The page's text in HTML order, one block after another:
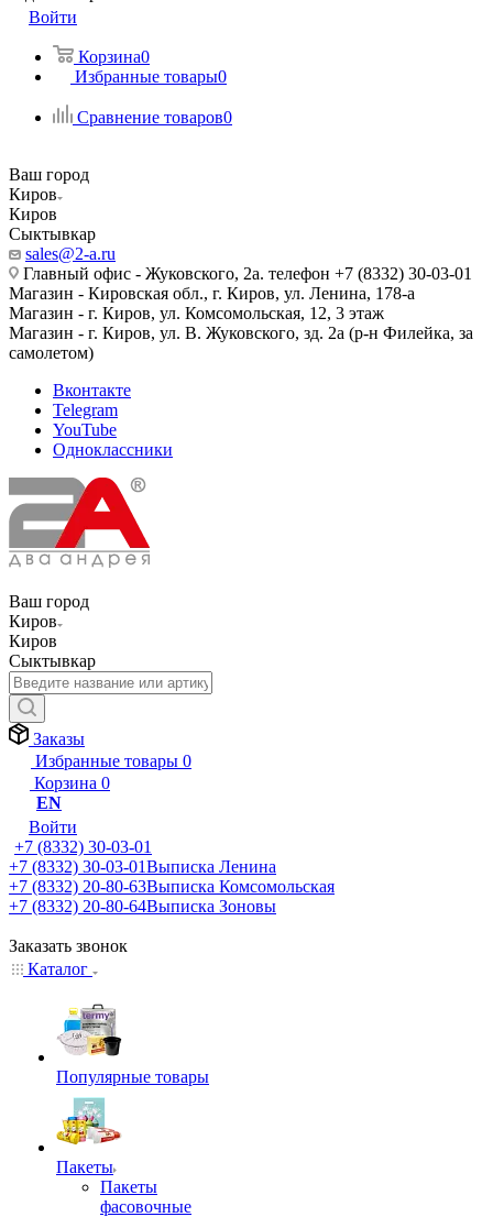
Войти
Корзина0
Избранные товары0
Сравнение товаров0
Ваш город
Киров
Киров
Сыктывкар
sales@2-a.ru
Главный офис - Жуковского, 2а. телефон +7 (8332) 30-03-01
Магазин - Кировская обл., г. Киров, ул. Ленина, 178-а
Магазин - г. Киров, ул. Комсомольская, 12, 3 этаж
Магазин - г. Киров, ул. В. Жуковского, зд. 2а (р-н Филейка, за
самолетом)
Вконтакте
Telegram
YouTube
Одноклассники
Ваш город
Киров
Киров
Сыктывкар
Заказы
Избранные товары 0
Корзина 0
EN
Войти
+7 (8332) 30-03-01
+7 (8332) 30-03-01Выписка Ленина
+7 (8332) 20-80-63Выписка Комсомольская
+7 (8332) 20-80-64Выписка Зоновы
Заказать звонок
Каталог
Популярные товары
Пакеты
Пакеты
фасовочные